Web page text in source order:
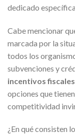
dedicado
Cabe mencionar
marcada por la
todos los
subvenciones y
incentivos fiscales
opciones que
competitividad
¿En qué consisten